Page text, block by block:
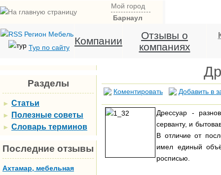
Мой город
Барнаул
Тур по сайту
Компании
Отзывы о
компаниях
Разделы
► Статьи
► Полезные советы
► Словарь терминов
Последние отзывы
Ахтамар, мебельная
Коментировать Добавить в
Дрессуар -
серванту, и
В отличие от
имел единый
росписью.